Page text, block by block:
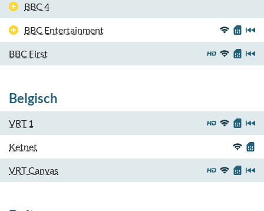
BBC 4
BBC Entertainment
BBC First
Belgisch
VRT 1
Ketnet
VRT Canvas